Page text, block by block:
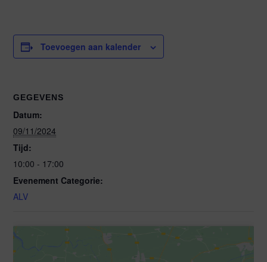
Toevoegen aan kalender
GEGEVENS
Datum:
09/11/2024
Tijd:
10:00 - 17:00
Evenement Categorie:
ALV